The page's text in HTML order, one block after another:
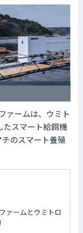
ァームは、ウミト
たスマート給餌機
チのスマート養殖
ァームとウミトロ